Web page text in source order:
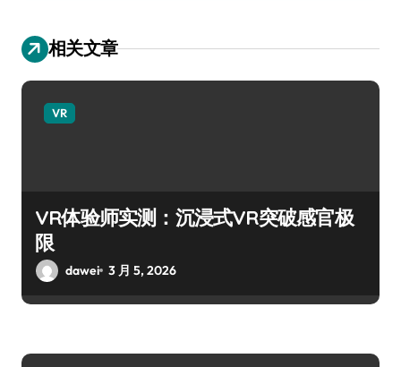
相关文章
VR
VR体验师实测：沉浸式VR突破感官极
限
dawei 3 月 5, 2026